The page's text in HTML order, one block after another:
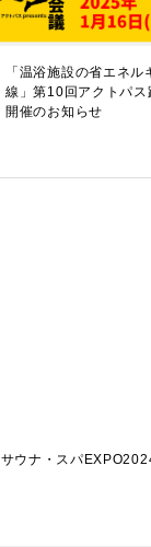
「温浴施設の省エネル
線」第10回アクトパス
開催のお知らせ
サウナ・スパ